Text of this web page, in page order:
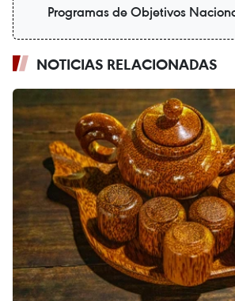
Programas de Objetivos
NOTICIAS RELACIONADAS